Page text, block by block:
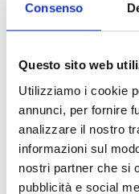
Consenso
Questo sito web
Utilizziamo i cookie
annunci, per fornire
analizzare il nostro
informazioni sul
nostri partner che si
pubblicità e social